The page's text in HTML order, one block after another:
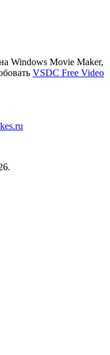
Windows Movie Maker,
VSDC Free Video
.